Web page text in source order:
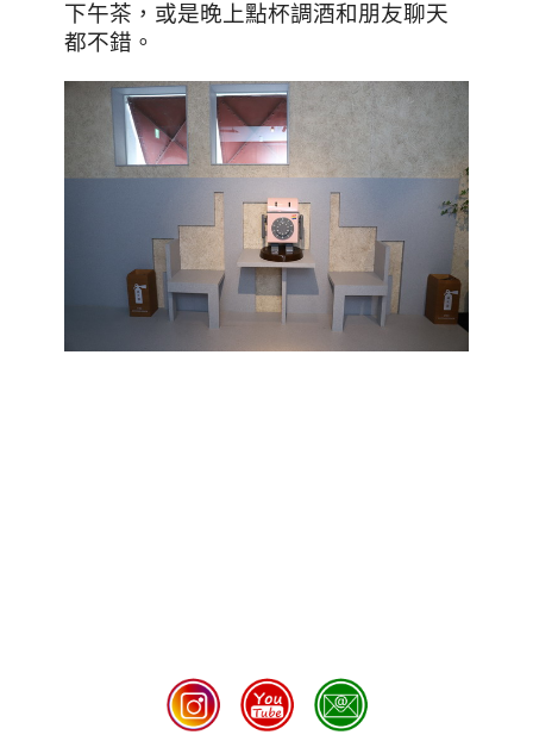
下午茶，或是晚上點杯調酒和朋友聊天
都不錯。